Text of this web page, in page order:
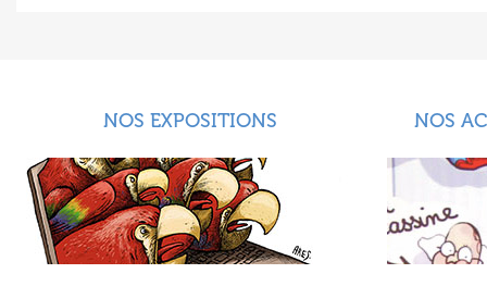
NOS EXPOSITIONS NOS